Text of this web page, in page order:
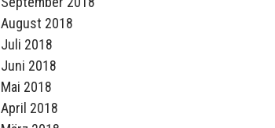
August 2018
Juli 2018
Juni 2018
Mai 2018
April 2018